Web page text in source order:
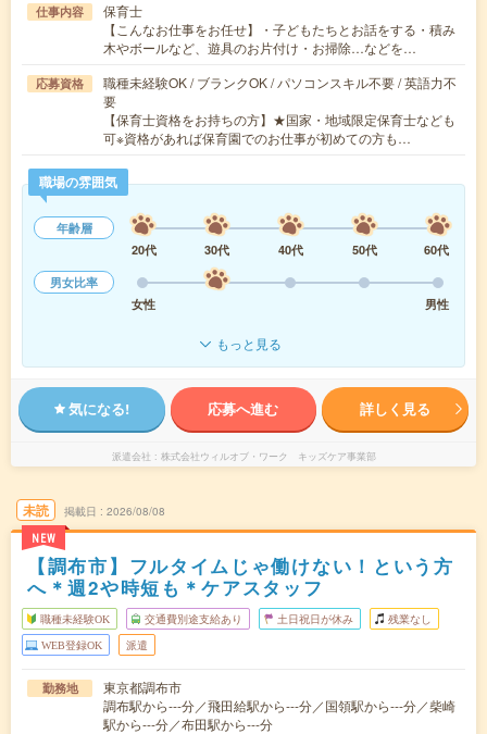
仕事内容
保育士
【こんなお仕事をお任せ】・子どもたちとお話をする・積み
木やボールなど、遊具のお片付け・お掃除…などを…
応募資格
職種未経験OK / ブランクOK / パソコンスキル不要 / 英語力不
要
【保育士資格をお持ちの方】★国家・地域限定保育士なども
可※資格があれば保育園でのお仕事が初めての方も…
職場の雰囲気
年齢層
20代
30代 40代 50代
60代
男女比率
女性
男性
もっと見る
気になる! 応募へ進む 詳しく見る
派遣会社 株式会社ウィルオブ・ワーク キッズケア事業部
未読
NEW
掲載日 2026/08/08
【調布市】フルタイムじゃ働けない！という方
へ＊週2や時短も＊ケアスタッフ
職種未経験OK 交通費別途支給あり 土日祝日が休み 残業なし
WEB登録OK 派遣
勤務地
東京都調布市
調布駅から---分／飛田給駅から---分／国領駅から---分／柴崎
駅から---分／布田駅から---分